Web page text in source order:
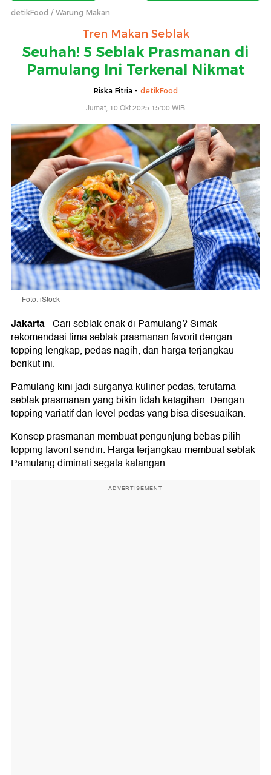
detikFood Warung Makan
Tren Makan Seblak
Seuhah! 5 Seblak Prasmanan di
Pamulang Ini Terkenal Nikmat
Riska Fitria - detikFood
Jumat, 10 Okt 2025 15:00 WIB
Foto: iStock
Jakarta-Cari seblak enak di Pamulang? Simak
rekomendasi lima seblak prasmanan favorit dengan
topping lengkap, pedas nagih, dan harga terjangkau
berikut ini.
Pamulang kini jadi surganya kuliner pedas, terutama
seblak prasmanan yang bikin lidah ketagihan. Dengan
topping variatif dan level pedas yang bisa disesuaikan.
Konsep prasmanan membuat pengunjung bebas pilih
topping favorit sendiri. Harga terjangkau membuat seblak
Pamulang diminati segala kalangan.
ADVERTISEMENT